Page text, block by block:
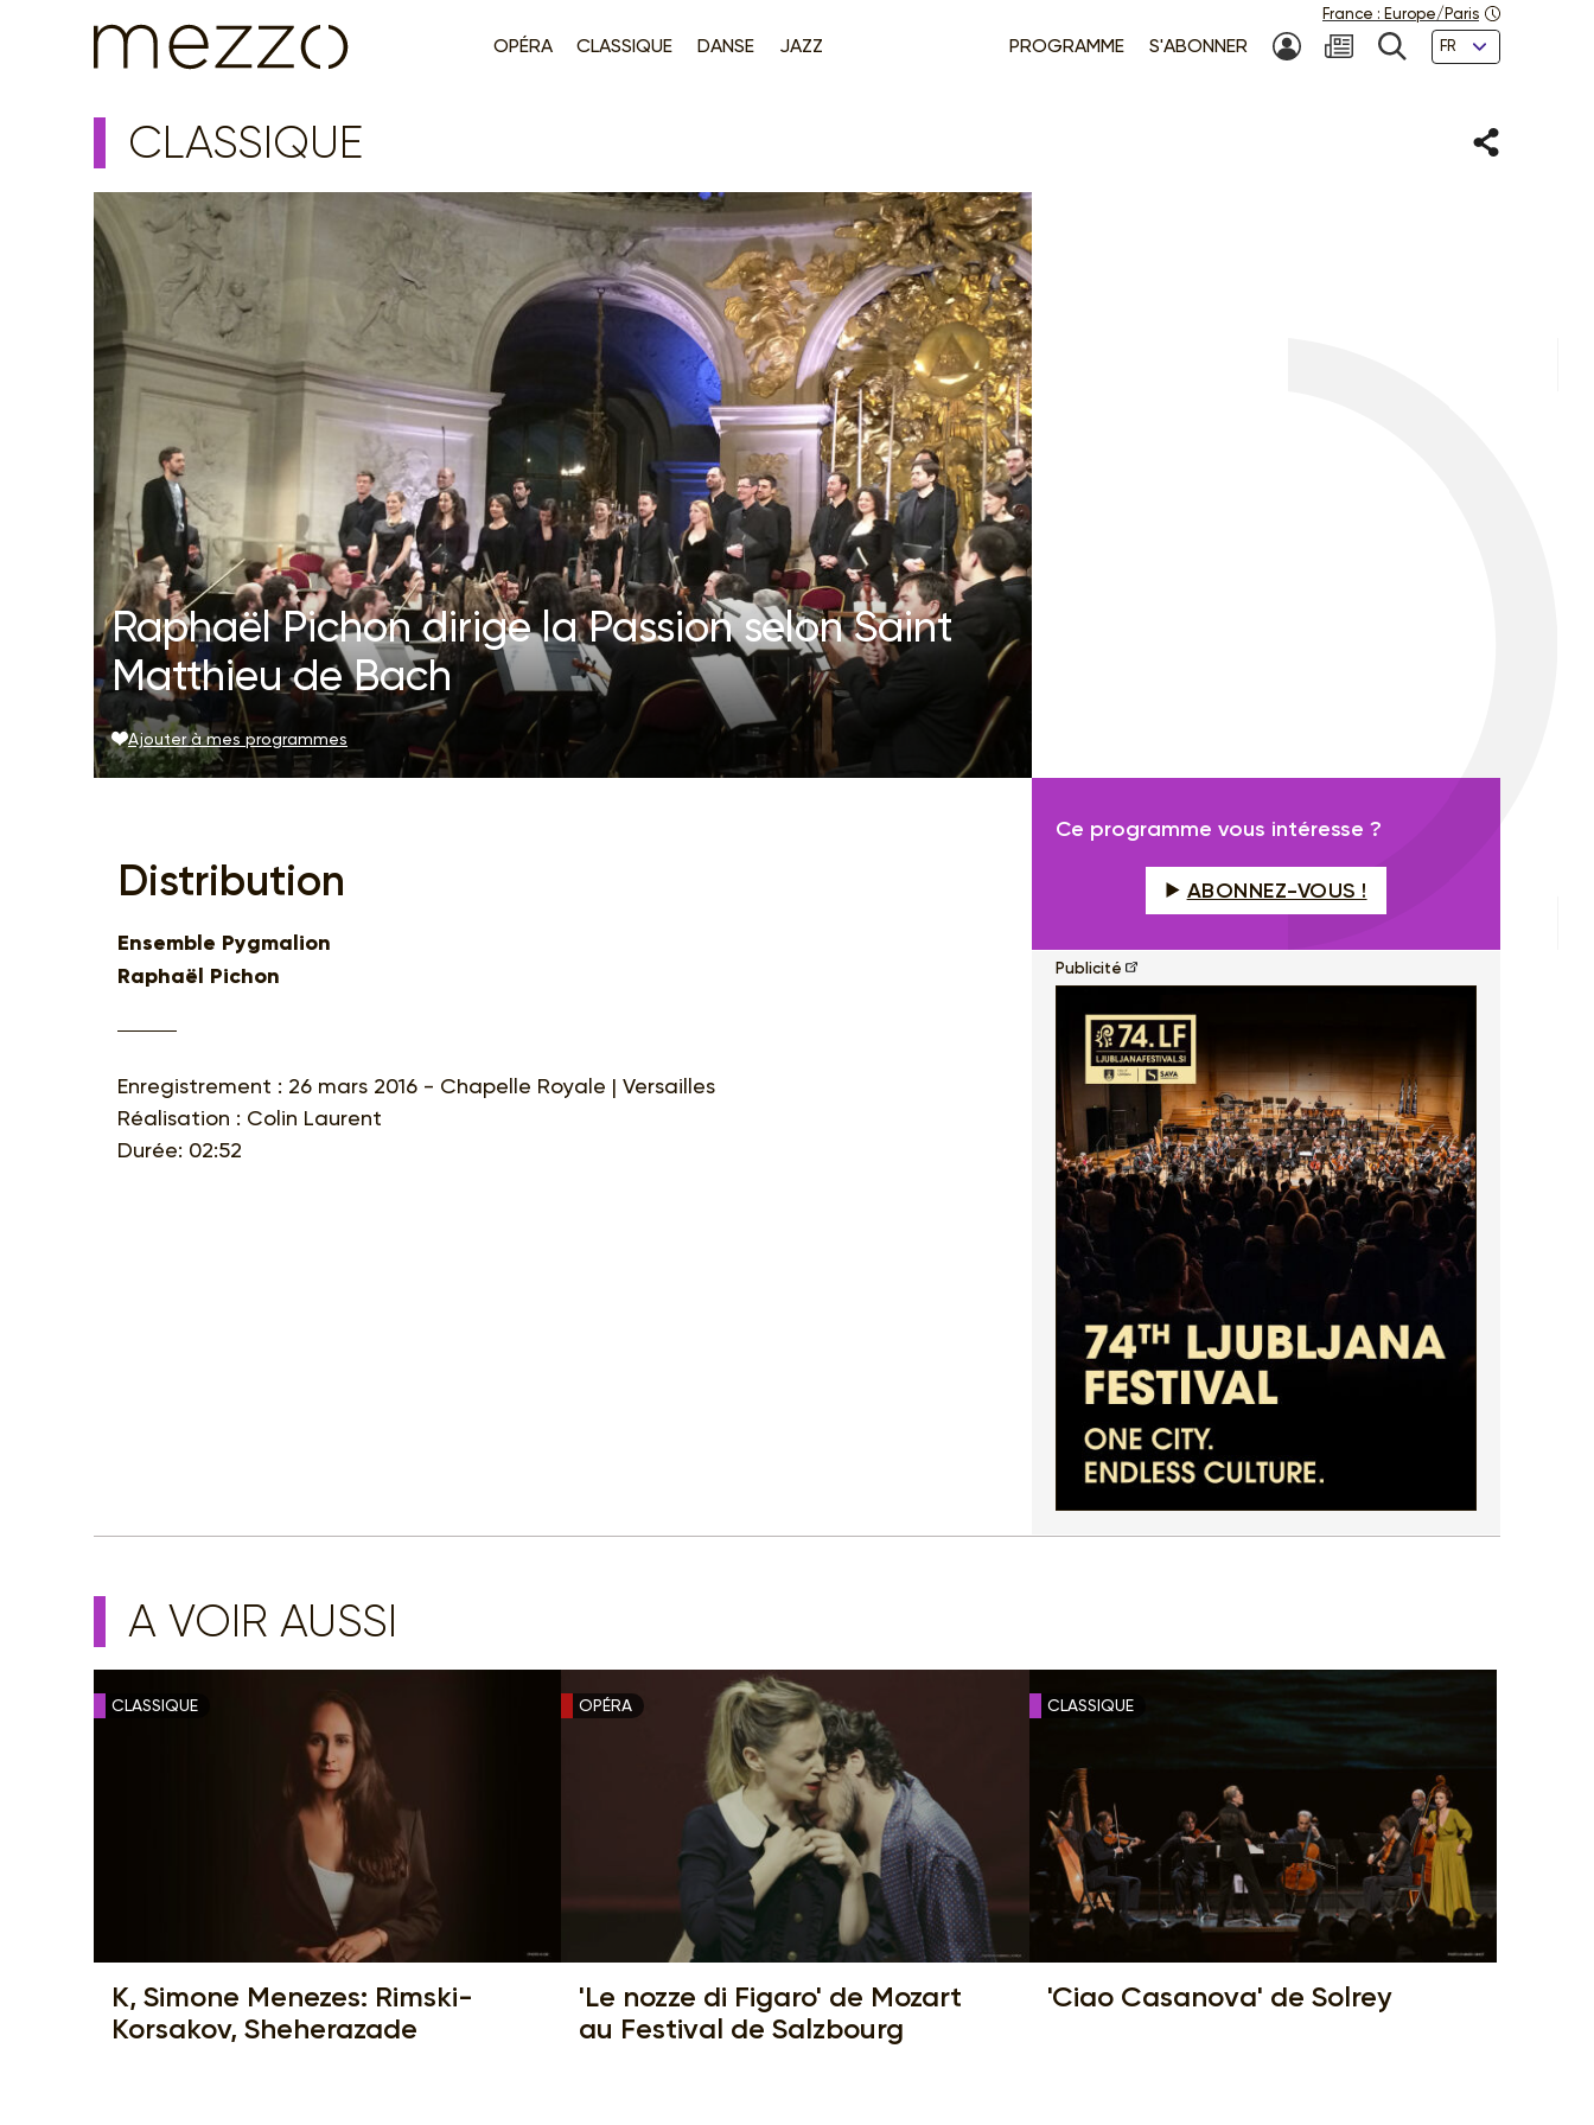
OPÉRA CLASSIQUE DANSE JAZZ PROGRAMME S'ABONNER MON COMPTE
NEWSLETTER
RECHERCHE
Langues
France : Europe/Paris
CLASSIQUE Partager
Raphaël Pichon dirige la Passion selon Saint
Matthieu de Bach
Ajouter à mes programmes
Distribution
Ensemble Pygmalion
Raphaël Pichon
Enregistrement : 26 mars 2016 - Chapelle Royale | Versailles
Réalisation : Colin Laurent
Durée: 02:52
Ce programme vous intéresse ?
ABONNEZ-VOUS !
Publicité
A VOIR AUSSI
CLASSIQUE
K, Simone Menezes: Rimski-
Korsakov, Sheherazade
OPÉRA
'Le nozze di Figaro' de Mozart
au Festival de Salzbourg
CLASSIQUE
'Ciao Casanova' de Solrey